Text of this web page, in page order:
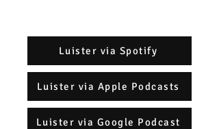
Luister via Spotify
Luister via Apple Podcasts
Luister via Google Podcast